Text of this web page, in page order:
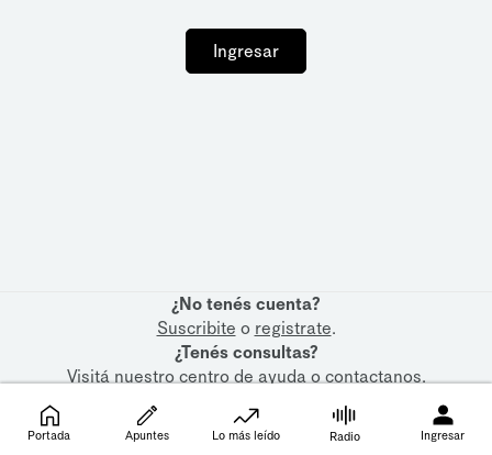
Ingresar
¿No tenés cuenta?
Suscribite o registrate.
¿Tenés consultas?
Visitá nuestrocentro de ayudaocontactanos.
Portada Apuntes Lo más leído Radio Ingresar